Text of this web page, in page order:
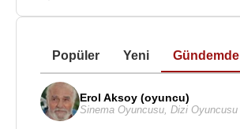
Popüler Yeni Gündemde
Erol Aksoy (oyuncu)
Sinema Oyuncusu Dizi Oyuncusu